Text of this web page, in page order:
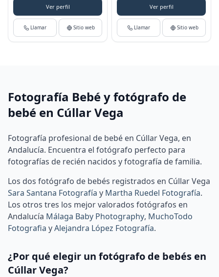
Ver perfil
Llamar Sitio web
Ver perfil
Llamar Sitio web
Fotografía Bebé y fotógrafo de
bebé en Cúllar Vega
Fotografía profesional de bebé en Cúllar Vega, en
Andalucía. Encuentra el fotógrafo perfecto para
fotografías de recién nacidos y fotografía de familia.
Los dos fotógrafo de bebés registrados en Cúllar Vega
Sara Santana Fotografía y Martha Ruedel Fotografía.
Los otros tres los mejor valorados fotógrafos en
Andalucía Málaga Baby Photography, MuchoTodo
Fotografia yAlejandra López Fotografía.
¿Por qué elegir un fotógrafo de bebés en
Cúllar Vega?